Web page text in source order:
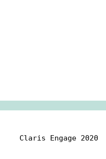
Claris Engage 2020